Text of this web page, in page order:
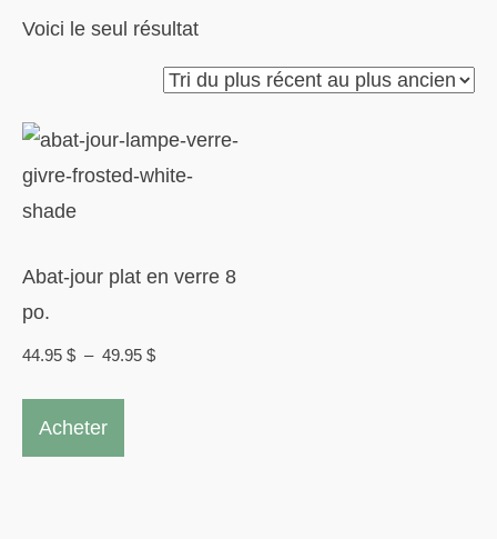
Voici le seul résultat
Abat-jour plat en verre 8
po.
44.95 $ – 49.95 $Plage
Acheter
Ce